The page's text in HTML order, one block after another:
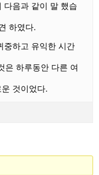
다음과 같이 말 했습
하였다.
중하고 유익한 시간
은 하루동안 다른 여
것이었다.